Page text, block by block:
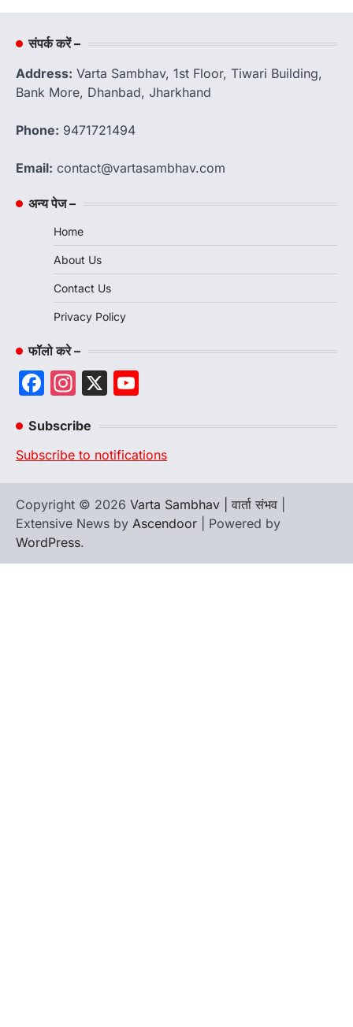
संपर्क करें –
Address: Varta Sambhav, 1st Floor, Tiwari Building,
Bank More, Dhanbad, Jharkhand
Phone: 9471721494
Email: contact@vartasambhav.com
अन्य पेज –
Home
About Us
Contact Us
Privacy Policy
फॉलो करे –
Facebook
Instagram
X
Subscribe
Subscribe to notifications
Copyright © 2026 Varta Sambhav | वार्ता संभव
Extensive News by Ascendoor | Powered by
WordPress.